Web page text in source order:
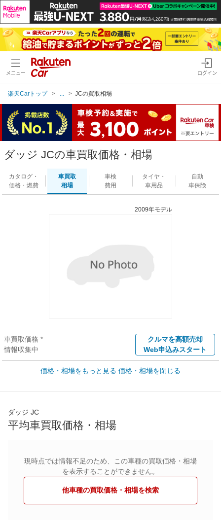
メニュー ログイン
楽天Carトップ JCの買取相場
ダッジ JCの車買取価格・相場
カタログ・
価格・燃費
車買取
相場
車検
費用
タイヤ・
車用品
自動
車保険
2009年モデル
車買取価格 *
情報収集中
クルマを高額売却
Web申込みスタート
新車カタログ価格
他車種を
73,850円
価格・相場をもっと見る 価格・相場を閉じる
ダッジ JC
平均車買取価格・相場
現時点では情報不足のため、この車種の買取価格・相場
を表示することができません。
他車種の買取価格・相場を検索